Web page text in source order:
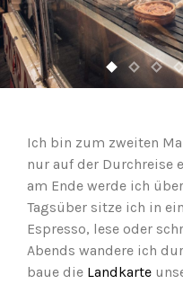
Ich bin zum zweiten
nur auf der Durchreise
am Ende werde ich
Tagsüber sitze ich in
Espresso, lese oder
Abends wandere ich
baue die Landkarte